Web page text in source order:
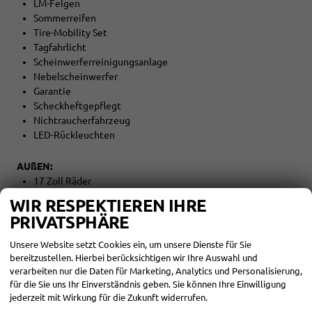
LM-Felgen
Sommerreifen
Tire-Mobility Set
Tagfahrlicht
Scheinwerferreinigungsanlage
Nebelscheinwerfer
Garantie
Scheckheftgepflegt
Nichtraucherfahrzeug
LED-Rückleuchten
AUßEN:
17 Zoll Räder
Tageszulassung vor Auslieferung
Garantiestart: 07.05.2026
Zwischenverkauf und Irrtümer für dieses Angebot sind
ausdrücklich vorbehalten. Die Fahrzeugbeschreibung dient
lediglich der allgemeinen Identifizierung des Fahrzeuges und
WIR RESPEKTIEREN IHRE
PRIVATSPHÄRE
Unsere Website setzt Cookies ein, um unsere Dienste für Sie
bereitzustellen. Hierbei berücksichtigen wir Ihre Auswahl und
verarbeiten nur die Daten für Marketing, Analytics und Personalisierung,
für die Sie uns Ihr Einverständnis geben. Sie können Ihre Einwilligung
jederzeit mit Wirkung für die Zukunft widerrufen.